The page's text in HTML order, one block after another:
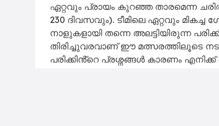
ഏറ്റവും പ്രായം കുറഞ്ഞ താരമെന്ന
230 ദിവസവും). ടീമിലെ ഏറ്റവും മികച്ച
നാളുകളായി തന്നെ അലട്ടിയിരുന്ന
തിരിച്ചുവരവാണ് ഈ മത്സരത്തിലൂടെ
പരിക്കിൻ്റെ പ്രശ്നങ്ങൾ കാരണം